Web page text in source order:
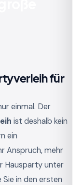
für
einmal. Der
ist deshalb kein
ein
Anspruch, mehr
Hausparty unter
Sie in den ersten